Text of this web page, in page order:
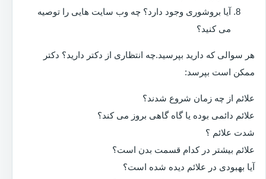
آیا بروشوری وجود دارد؟ چه وب سایت هایی را توصیه
می کنید؟
هر سوالی که دارید بپرسید.چه انتظاری از دکتر دارید؟ دکتر
ممکن است بپرسد:
علائم از چه زمان شروع شدند؟
علائم دائمی بوده یا گاه گاهی بروز می کند؟
شدت علائم ؟
علائم بیشتر در کدام قسمت بدن است؟
آیا بهبودی در علائم دیده شده است؟